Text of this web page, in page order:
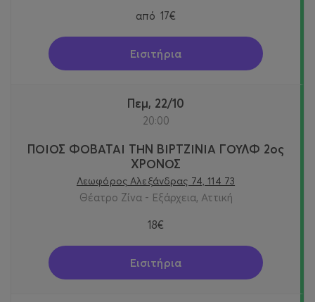
από 17€
Εισιτήρια
Πεμ, 22/10
20:00
ΠΟΙΟΣ ΦΟΒΑΤΑΙ ΤΗΝ ΒΙΡΤΖΙΝΙΑ ΓΟΥΛΦ 2ος
ΧΡΟΝΟΣ
Λεωφόρος Αλεξάνδρας 74, 114 73
Θέατρο Ζίνα - Εξάρχεια, Αττική
18€
Εισιτήρια